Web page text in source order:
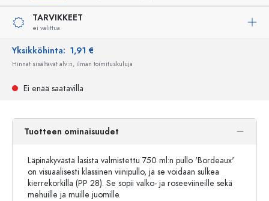
TARVIKKEET
ei valittua
Yksikköhinta: 1,91 €
Hinnat sisältävät alv:n, ilman toimituskuluja
Ei enää saatavilla
Tuotteen ominaisuudet
Läpinäkyvästä lasista valmistettu 750 ml:n pullo 'Bordeaux'
on visuaalisesti klassinen viinipullo, ja se voidaan sulkea
kierrekorkilla (PP 28). Se sopii valko- ja roseeviineille sekä
mehuille ja muille juomille.